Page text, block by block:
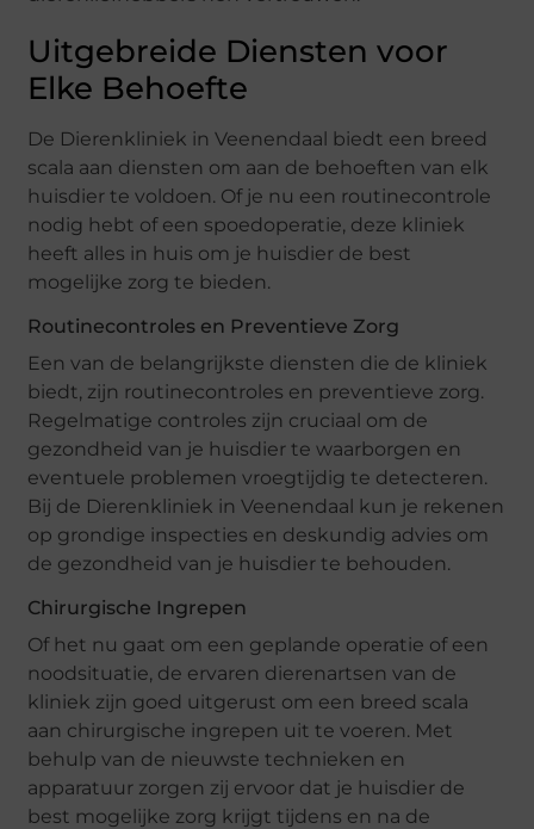
Uitgebreide Diensten voor
Elke Behoefte
De Dierenkliniek in Veenendaal biedt een breed
scala aan diensten om aan de behoeften van elk
huisdier te voldoen. Of je nu een routinecontrole
nodig hebt of een spoedoperatie, deze kliniek
heeft alles in huis om je huisdier de best
mogelijke zorg te bieden.
Routinecontroles en Preventieve Zorg
Een van de belangrijkste diensten die de kliniek
biedt, zijn routinecontroles en preventieve zorg.
Regelmatige controles zijn cruciaal om de
gezondheid van je huisdier te waarborgen en
eventuele problemen vroegtijdig te detecteren.
Bij de Dierenkliniek in Veenendaal kun je rekenen
op grondige inspecties en deskundig advies om
de gezondheid van je huisdier te behouden.
Chirurgische Ingrepen
Of het nu gaat om een geplande operatie of een
noodsituatie, de ervaren dierenartsen van de
kliniek zijn goed uitgerust om een breed scala
aan chirurgische ingrepen uit te voeren. Met
behulp van de nieuwste technieken en
apparatuur zorgen zij ervoor dat je huisdier de
best mogelijke zorg krijgt tijdens en na de